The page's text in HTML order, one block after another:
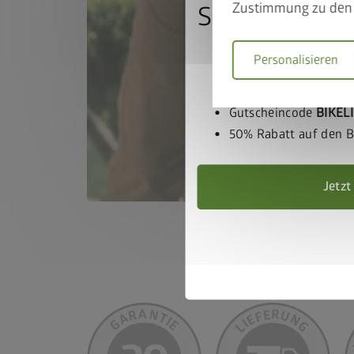
Zustimmung zu
Personalisieren
So nutzen Sie
Gutscheincode
50% Rabatt auf den
Jetzt